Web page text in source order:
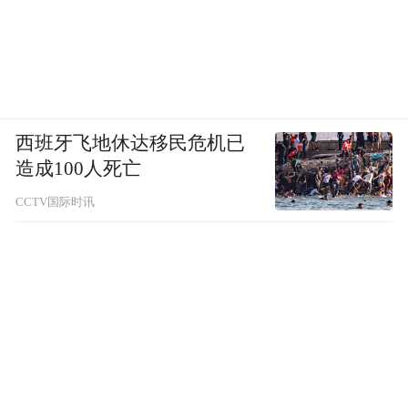
西班牙飞地休达移民危机已
造成100人死亡
CCTV国际时讯